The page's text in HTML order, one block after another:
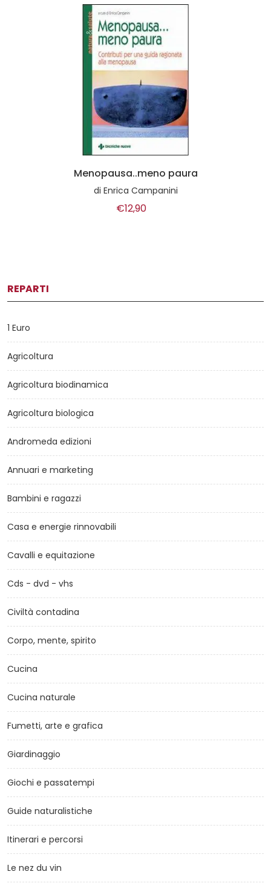
Menopausa..meno paura
di Enrica Campanini
€12,90
REPARTI
1 Euro
Agricoltura
Agricoltura biodinamica
Agricoltura biologica
Andromeda edizioni
Annuari e marketing
Bambini e ragazzi
Casa e energie rinnovabili
Cavalli e equitazione
Cds - dvd - vhs
Civiltà contadina
Corpo, mente, spirito
Cucina
Cucina naturale
Fumetti, arte e grafica
Giardinaggio
Giochi e passatempi
Guide naturalistiche
Itinerari e percorsi
Le nez du vin